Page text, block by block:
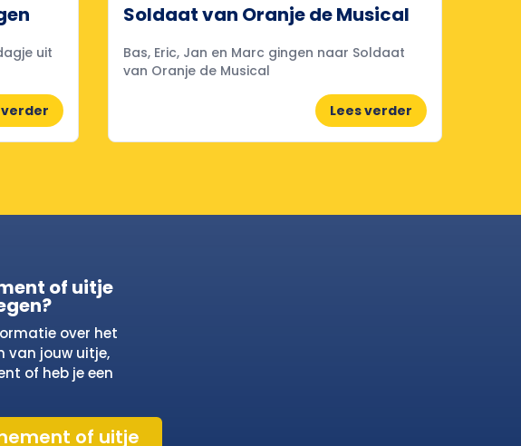
uit
verder
Soldaat van Oranje de Musical
Bas, Eric, Jan en Marc gingen naar Soldaat
van Oranje de Musical
Lees verder
of uitje
over het
van jouw uitje,
of heb je een
of uitje